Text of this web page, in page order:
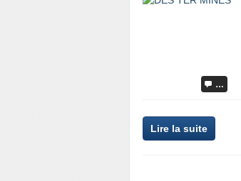
…
Lire la suite